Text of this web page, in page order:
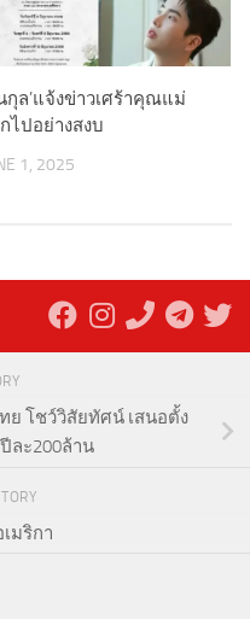
กุล’แจ้งข่าวเศร้าคุณแม่
ไปอย่างสงบ
1, 2025
ย โชว์วิสัยทัศน์ เสนอตั้ง
ละ200ล้าน
มริกา